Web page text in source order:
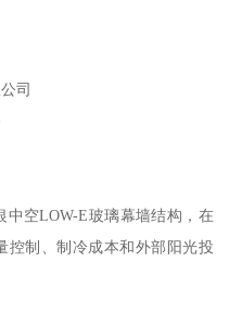
司
空LOW-E玻璃幕墙结构，在
控制、制冷成本和外部阳光投